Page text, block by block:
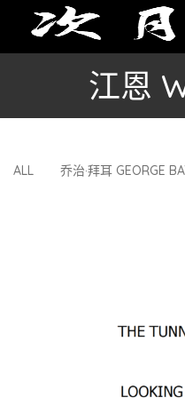
江恩
ALL 乔治·拜耳 GEORGE